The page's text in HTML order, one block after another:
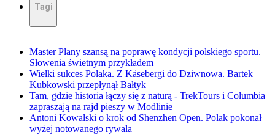
Tagi
Master Plany szansą na poprawę kondycji polskiego sportu.
Słowenia świetnym przykładem
Wielki sukces Polaka. Z Kåsebergi do Dziwnowa. Bartek
Kubkowski przepłynął Bałtyk
Tam, gdzie historia łączy się z naturą - TrekTours i Columbia
zapraszają na rajd pieszy w Modlinie
Antoni Kowalski o krok od Shenzhen Open. Polak pokonał
wyżej notowanego rywala